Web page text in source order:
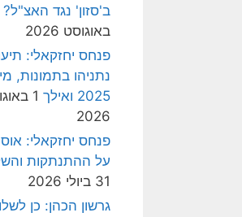
ב'סזון' נגד האצ"ל?
באוגוסט 2026
פנחס יחזקאלי:
נתניהו בתמונות,
2025 ואילך
1
2026
פנחס יחזקאלי:
על ההתנתקות
31 ביולי 2026
גרשון הכהן: כן